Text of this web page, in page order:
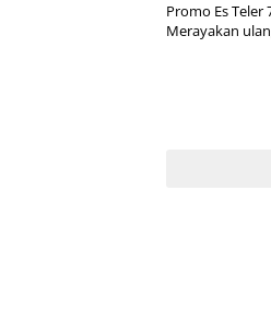
Promo Es Teler
Merayakan